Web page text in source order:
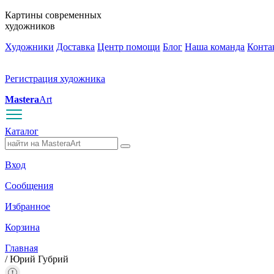
Картины современных
художников
Художники Доставка Центр помощи Блог Наша команда
Регистрация художника
MasteraArt
Каталог
Вход
Сообщения
Избранное
Корзина
Главная
/Юрий Губрий